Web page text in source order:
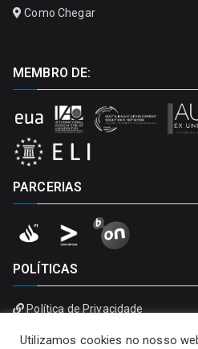
Como Chegar
MEMBRO DE:
PARCERIAS
POLÍTICAS
Política de Privacidade
Utilizamos cookies no nosso